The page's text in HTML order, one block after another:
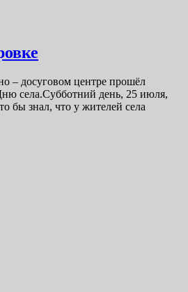
– досуговом центре прошёл
села.Субботний день, 25 июля,
бы знал, что у жителей села